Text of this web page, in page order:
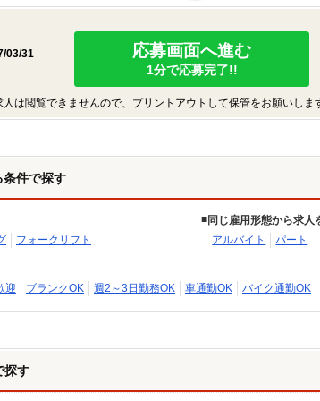
03/31
応募画面へ進む
1分で応募完了!!
は閲覧できませんので、プリントアウトして保管をお願いしま
条件で探す
フォークリフト
同じ雇用形態から求人
アルバイト
パート
迎 ブランクOK 週2～3日勤務OK 車通勤OK バイク通勤OK
探す